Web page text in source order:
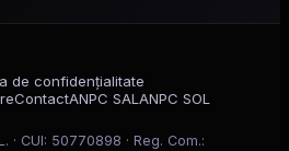
de confidențialitate
ContactANPC SALANPC SOL
· CUI: 50770898 · Reg. Com.: